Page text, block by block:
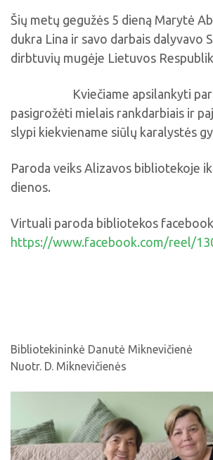
Šių metų gegužės 5 dieną Marytė
dukra Lina ir savo darbais dalyvavo
dirbtuvių mugėje Lietuvos
Kviečiame apsilankyti
pasigrožėti mielais rankdarbiais ir
slypi kiekviename siūlų karalystės
Paroda veiks Alizavos bibliotekoje
dienos.
Virtuali paroda bibliotekos
https://www.facebook.com/reel/
Bibliotekininkė Danutė Miknevičienė
Nuotr. D. Miknevičienės